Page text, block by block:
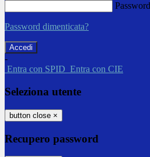
Password
Password dimenticata?
-
Entra con SPID Entra con CIE
Seleziona utente
button close ×
Recupero password